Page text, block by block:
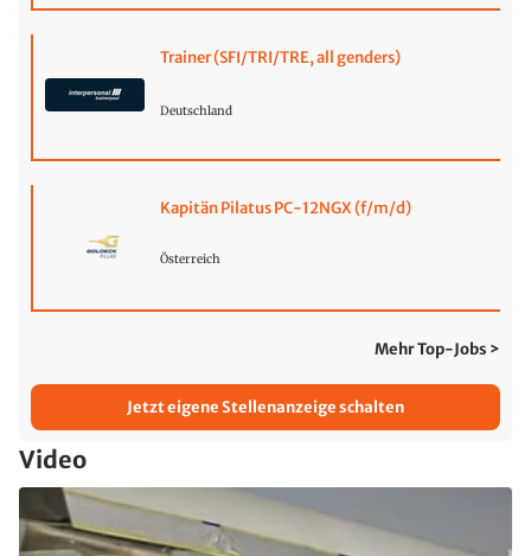
Trainer (SFI/TRI/TRE, all genders)
Deutschland
Kapitän Pilatus PC-12NGX (f/m/d)
Österreich
Mehr Top-Jobs >
Jetzt eigene Stellenanzeige schalten
Video